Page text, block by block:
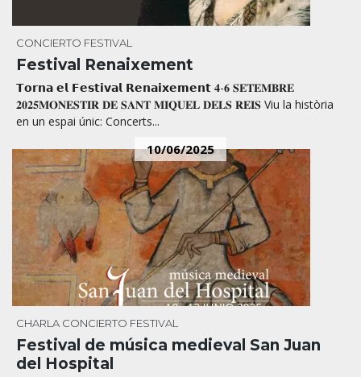
CONCIERTO FESTIVAL
Festival Renaixement
𝗧𝗼𝗿𝗻𝗮 𝗲𝗹 𝗙𝗲𝘀𝘁𝗶𝘃𝗮𝗹 𝗥𝗲𝗻𝗮𝗶𝘅𝗲𝗺𝗲𝗻𝘁 𝟒-𝟔 𝐒𝐄𝐓𝐄𝐌𝐁𝐑𝐄
𝟐𝟎𝟐𝟓𝐌𝐎𝐍𝐄𝐒𝐓𝐈𝐑 𝐃𝐄 𝐒𝐀𝐍𝐓 𝐌𝐈𝐐𝐔𝐄𝐋 𝐃𝐄𝐋𝐒 𝐑𝐄𝐈𝐒 Viu la història
en un espai únic: Concerts...
10/06/2025
CHARLA CONCIERTO FESTIVAL
Festival de música medieval San Juan
del Hospital